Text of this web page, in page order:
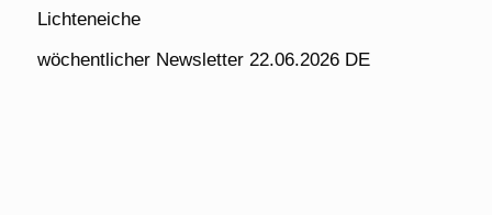
Lichteneiche
wöchentlicher Newsletter 22.06.2026 DE